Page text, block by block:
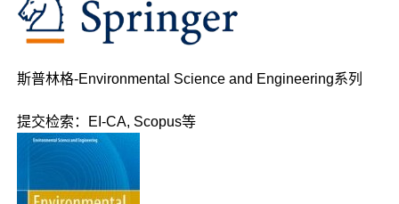
斯普林格-Environmental Science and Engineering系列
提交检索：EI-CA, Scopus等